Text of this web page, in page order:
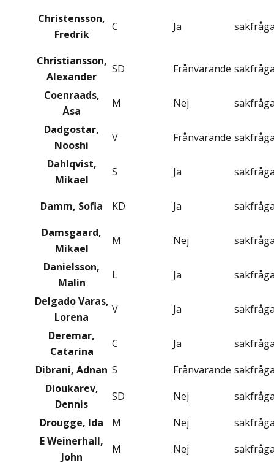
Christensson,
Fredrik
C Ja
Christiansson,
Alexander
SD Frånvarande
Coenraads,
Åsa
M Nej
Dadgostar,
Nooshi
V Frånvarande
Dahlqvist,
Mikael
S Ja
Damm, Sofia KD Ja
Damsgaard,
Mikael
M Nej
Danielsson,
Malin
L Ja
Delgado Varas,
Lorena
V Ja
Deremar,
Catarina
C Ja
Dibrani, Adnan S Frånvarande
Dioukarev,
Dennis
SD Nej
Drougge, Ida
M Nej
E Weinerhall,
John
M Nej